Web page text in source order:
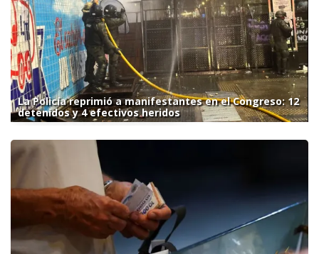
La Policía reprimió a manifestantes en el Congreso: 12
detenidos y 4 efectivos heridos